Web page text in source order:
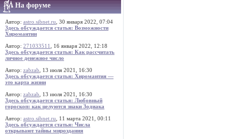
На форуме
Автор: astro.sibnet.ru , 30 января 2022, 07:04
Здесь обсуждается статья: Возможности
Хиромантии
Автор: 271033511
, 16 января 2022, 12:18
Здесь обсуждается статья: Как рассчитать
личное денежное число
Автор: zabzab , 13 июля 2021, 16:30
Здесь обсуждается статья: Хиромантия —
это карта жизни
Автор: zabzab , 13 июля 2021, 16:30
Здесь обсуждается статья: Любовный
гороскоп: как целуются знаки Зодиака
Автор: astro.sibnet.ru , 11 марта 2021, 00:11
Здесь обсуждается статья: Числа
открывают тайны мироздания